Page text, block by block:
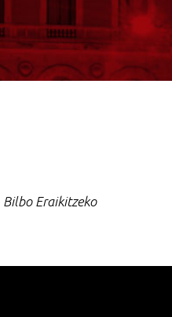
Bilbo Eraikitzeko